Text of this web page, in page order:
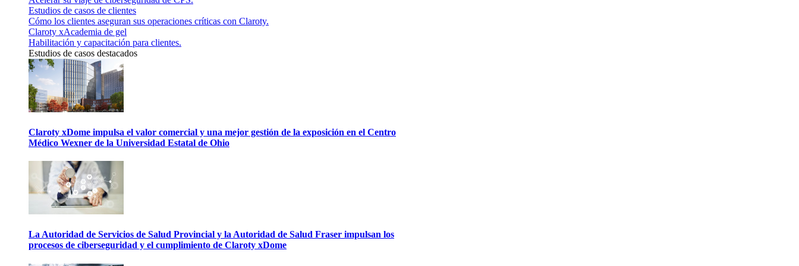
Estudios de casos de clientes
Cómo los clientes aseguran sus operaciones críticas con Claroty.
Claroty xAcademia de gel
Habilitación y capacitación para clientes.
Estudios de casos destacados
Claroty xDome impulsa el valor comercial y una mejor gestión de la exposición en el Centro
Médico Wexner de la Universidad Estatal de Ohio
La Autoridad de Servicios de Salud Provincial y la Autoridad de Salud Fraser impulsan los
procesos de ciberseguridad y el cumplimiento de Claroty xDome